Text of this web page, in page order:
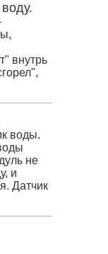
внутрь
воды.
не
и
Датчик